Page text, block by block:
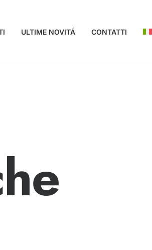
ULTIME NOVITÁ CONTATTI